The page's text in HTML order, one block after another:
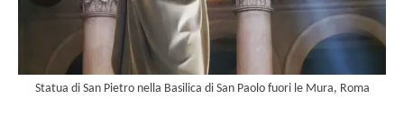
Statua di San Pietro nella Basilica di San Paolo fuori le Mura, Roma